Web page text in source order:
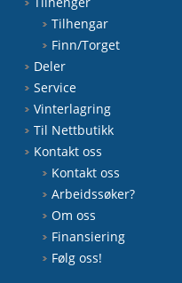
Tilhengar
Finn/Torget
Deler
Service
Vinterlagring
Til Nettbutikk
Kontakt oss
Kontakt oss
Arbeidssøker?
Om oss
Finansiering
Følg oss!